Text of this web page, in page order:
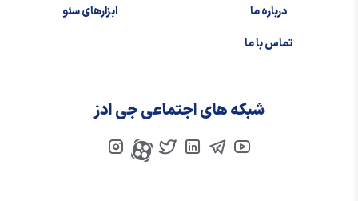
درباره ما
تماس با ما
ابزارهای سئو
شبکه های اجتماعی جی ادز